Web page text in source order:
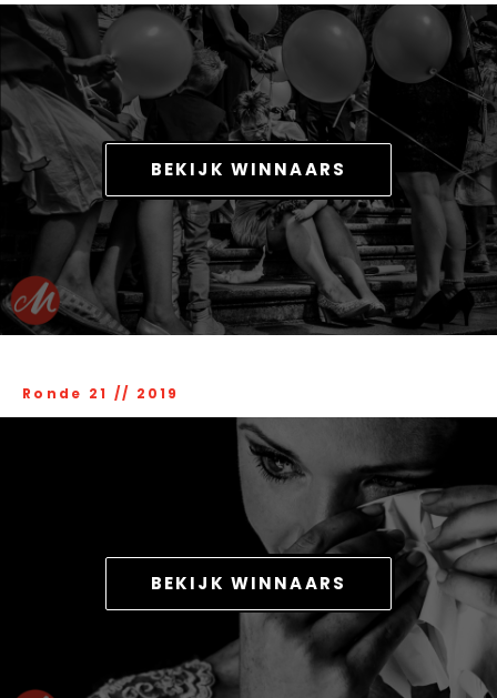
BEKIJK WINNAARS
Ronde 21 // 2019
BEKIJK WINNAARS